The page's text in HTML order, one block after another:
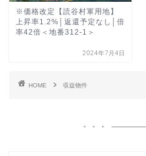
※価格改定【読谷村軍用地】
上昇率1.2%│返還予定なし│倍
率42倍＜地番312-1＞
2024年7月4日
HOME 収益物件